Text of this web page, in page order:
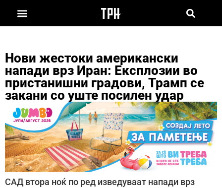
Нови жестоки американски
напади врз Иран: Експлозии во
пристанишни градови, Трамп се
закани со уште посилен удар
САД втора ноќ по ред изведуваат напади врз